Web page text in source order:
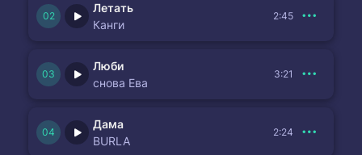
Летать
Канги
2:45
Люби
снова Ева
3:21
Дама
BURLA
2:24